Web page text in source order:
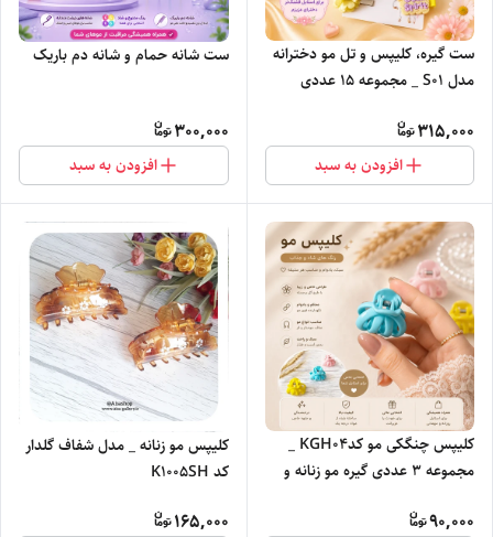
ست گیره، کلیپس و تل مو دخترانه
مدل S01 _ مجموعه 15 عددی
315,000
افزودن به سبد
ست شانه حمام و شانه دم باریک
300,000
افزودن به سبد
کلیپس چنگکی مو کدKGH04 _
مجموعه 3 عددی گیره مو زنانه و
90,000
کلیپس مو زنانه _ مدل شفاف گلدار
کد K1005SH
165,000